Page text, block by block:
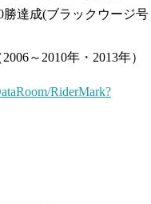
達成(ブラックウージ号
～2010年・2013年）
RiderMark?